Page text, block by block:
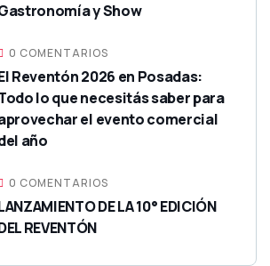
y Show
0 COMENTARIOS
Reventón 2026 en Posadas:
lo que necesitás saber para
el evento comercial
año
0 COMENTARIOS
DE LA 10° EDICIÓN
REVENTÓN